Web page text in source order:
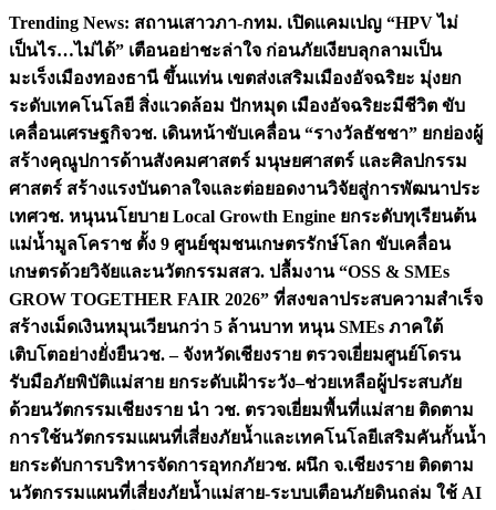
Skip
to
content
Trending News: สถานเสาวภา-กทม. เปิดแคมเปญ “HPV ไม่
เป็นไร…ไม่ได้” เตือนอย่าชะล่าใจ ก่อนภัยเงียบลุกลามเป็น
มะเร็งเมืองทองธานี ขึ้นแท่น เขตส่งเสริมเมืองอัจฉริยะ มุ่งยก
ระดับเทคโนโลยี สิ่งแวดล้อม ปักหมุด เมืองอัจฉริยะมีชีวิต ขับ
เคลื่อนเศรษฐกิจวช. เดินหน้าขับเคลื่อน “รางวัลธัชชา” ยกย่องผู้
สร้างคุณูปการด้านสังคมศาสตร์ มนุษยศาสตร์ และศิลปกรรม
ศาสตร์ สร้างแรงบันดาลใจและต่อยอดงานวิจัยสู่การพัฒนาประ
เทศวช. หนุนนโยบาย Local Growth Engine ยกระดับทุเรียนต้น
แม่น้ำมูลโคราช ตั้ง 9 ศูนย์ชุมชนเกษตรรักษ์โลก ขับเคลื่อน
เกษตรด้วยวิจัยและนวัตกรรมสสว. ปลื้มงาน “OSS & SMEs
GROW TOGETHER FAIR 2026” ที่สงขลาประสบความสำเร็จ
สร้างเม็ดเงินหมุนเวียนกว่า 5 ล้านบาท หนุน SMEs ภาคใต้
เติบโตอย่างยั่งยืนวช. – จังหวัดเชียงราย ตรวจเยี่ยมศูนย์โดรน
รับมือภัยพิบัติแม่สาย ยกระดับเฝ้าระวัง–ช่วยเหลือผู้ประสบภัย
ด้วยนวัตกรรมเชียงราย นำ วช. ตรวจเยี่ยมพื้นที่แม่สาย ติดตาม
การใช้นวัตกรรมแผนที่เสี่ยงภัยน้ำและเทคโนโลยีเสริมคันกั้นน้ำ
ยกระดับการบริหารจัดการอุทกภัยวช. ผนึก จ.เชียงราย ติดตาม
นวัตกรรมแผนที่เสี่ยงภัยน้ำแม่สาย-ระบบเตือนภัยดินถล่ม ใช้ AI